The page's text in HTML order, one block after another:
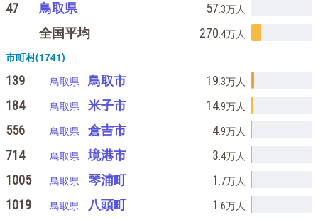
47 鳥取県 57 .3万人
全国平均 270 .4万人
市町村(1741)
139 鳥取県 鳥取市 19 .3万人
184 鳥取県 米子市 14.9万人
556 鳥取県 倉吉市 4.9万人
714 鳥取県 境港市 3 .4万人
1005 鳥取県 琴浦町 1 .7万人
1019 鳥取県 八頭町 1 .6万人